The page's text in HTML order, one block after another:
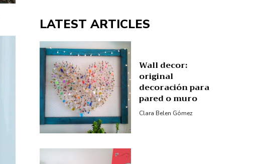
LATEST ARTICLES
Wall decor:
original
decoración para
pared o muro
Clara Belen Gómez